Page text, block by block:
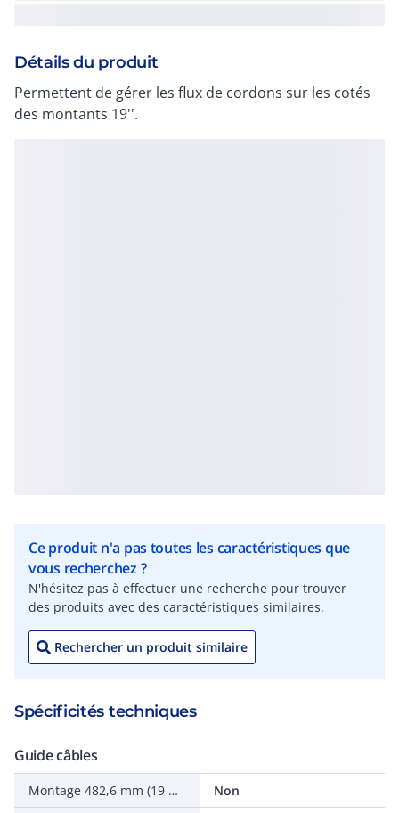
Détails du produit
Permettent de gérer les flux de cordons sur les cotés
des montants 19''.
Ce produit n'a pas toutes les caractéristiques que
vous recherchez ?
N'hésitez pas à effectuer une recherche pour trouver
des produits avec des caractéristiques similaires.
Rechercher un produit similaire
Spécificités techniques
Guide câbles
Montage 482,6 mm (19 pouces) Non